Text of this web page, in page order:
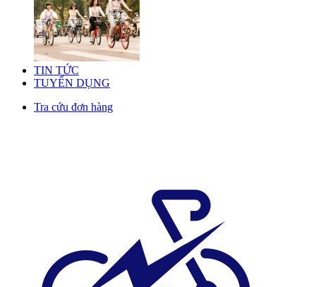
TIN TỨC
TUYỂN DỤNG
Tra cứu đơn hàng